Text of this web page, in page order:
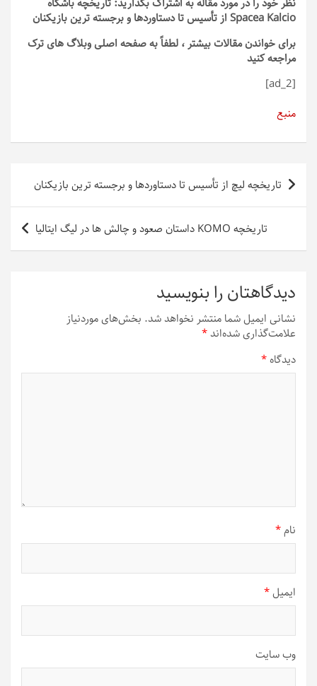
Spacea Kalcio از تأسیس تا دستاوردها و برجسته ترین بازیکنان
برای خواندن مقالات بیشتر ، لطفاً به صفحه اصلی وبلاگ های ترک
مراجعه کنید
[ad_2]
منبع
راهبری
نوشتهتاریخچه لیچ از تأسیس تا دستاوردها و برجسته ترین بازیکنان
تاریخچه KOMO داستان صعود و چالش ها در لیگ ایتالیا
دیدگاهتان را بنویسید
نشانی ایمیل شما منتشر نخواهد شد. بخش‌های موردنیاز
علامت‌گذاری شده‌اند*
دیدگاه*
نام*
ایمیل*
وب‌ سایت